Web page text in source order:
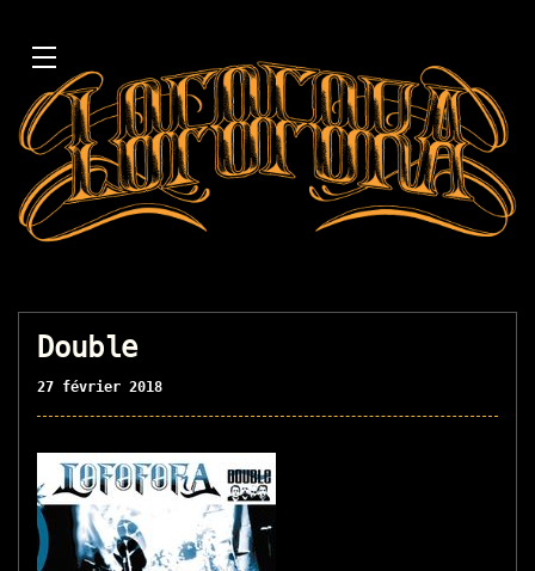
Double
27 février 2018